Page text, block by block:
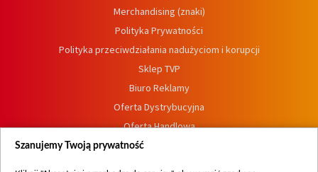
Merchandising (znaki)
Polityka Prywatności
Polityka przeciwdziałania nadużyciom i korupcji
Sklep TVP
Biuro Reklamy
Oferta Dystrybucyjna
Oferta Handlowa
Dostępność
Szanujemy Twoją prywatność